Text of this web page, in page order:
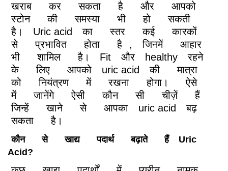
खराब
कर सकता है और
आपको
स्टोन
की समस्या भी हो
सकती
है।
Uric acid का स्तर कई
कारकों
से
प्रभावित होता है , जिनमें
आहार
भी
शामिल है। Fit और healthy
रहने
के
लिए आपको uric acid की
मात्रा
को
नियंत्रण में रखना होगा।
ऐसे
में
जानेंगे ऐसी कौन सी चीज़ें
हैं
जिन्हें
खाने से आपका uric acid
बढ़
सकता
है।
कौन से खाद्य पदार्थ बढ़ाते हैं
Uric
Acid?